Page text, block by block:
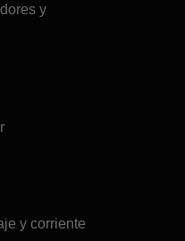
y
y corriente